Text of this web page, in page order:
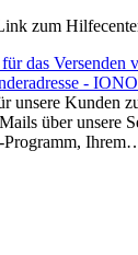
zum
das Versenden
-
unsere Kunden
über unsere
Programm,